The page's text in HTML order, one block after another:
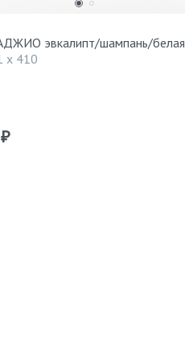
эвкалипт/шампань/белая
x 410
₽